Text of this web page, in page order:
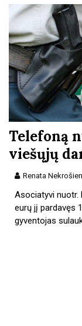
Telefoną
viešųjų
Renata
Asociatyvi nuotr.
eurų jį pardavęs
gyventojas